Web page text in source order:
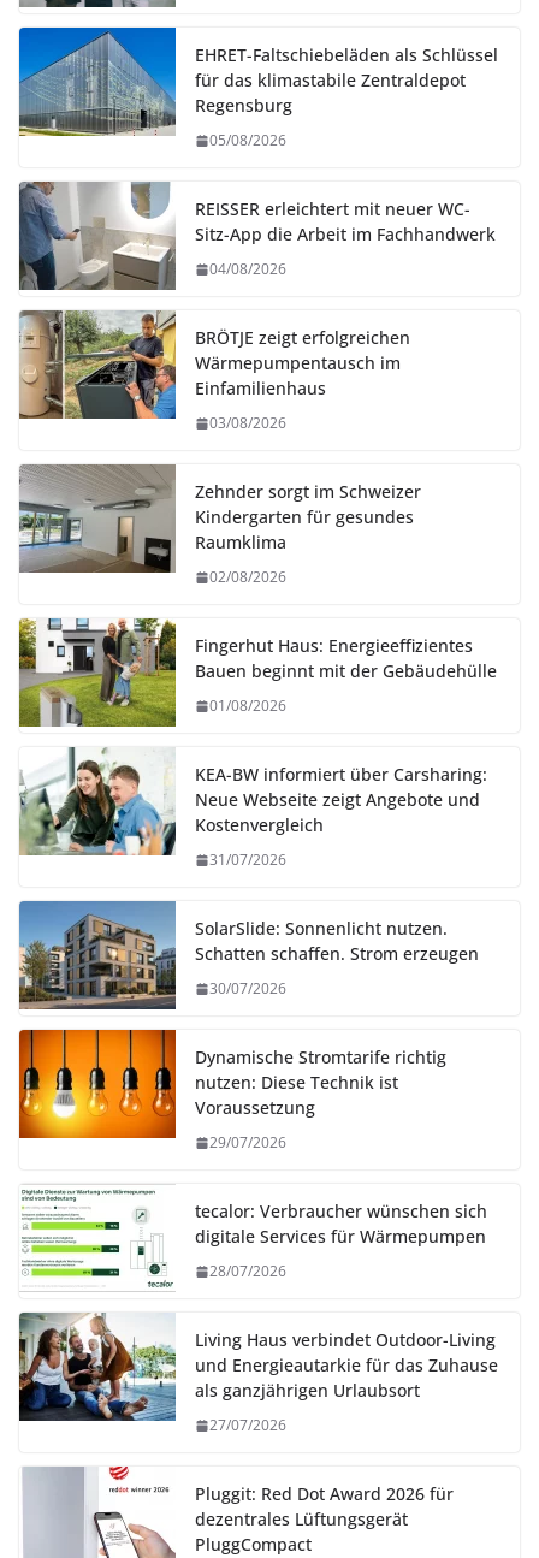
EHRET-Faltschiebeläden als Schlüssel
für das klimastabile Zentraldepot
Regensburg
05/08/2026
REISSER erleichtert mit neuer WC-
Sitz-App die Arbeit im Fachhandwerk
04/08/2026
BRÖTJE zeigt erfolgreichen
Wärmepumpentausch im
Einfamilienhaus
03/08/2026
Zehnder sorgt im Schweizer
Kindergarten für gesundes
Raumklima
02/08/2026
Fingerhut Haus: Energieeffizientes
Bauen beginnt mit der Gebäudehülle
01/08/2026
KEA-BW informiert über Carsharing:
Neue Webseite zeigt Angebote und
Kostenvergleich
31/07/2026
SolarSlide: Sonnenlicht nutzen.
Schatten schaffen. Strom erzeugen
30/07/2026
Dynamische Stromtarife richtig
nutzen: Diese Technik ist
Voraussetzung
29/07/2026
tecalor: Verbraucher wünschen sich
digitale Services für Wärmepumpen
28/07/2026
Living Haus verbindet Outdoor-Living
und Energieautarkie für das Zuhause
als ganzjährigen Urlaubsort
27/07/2026
Pluggit: Red Dot Award 2026 für
dezentrales Lüftungsgerät
PluggCompact